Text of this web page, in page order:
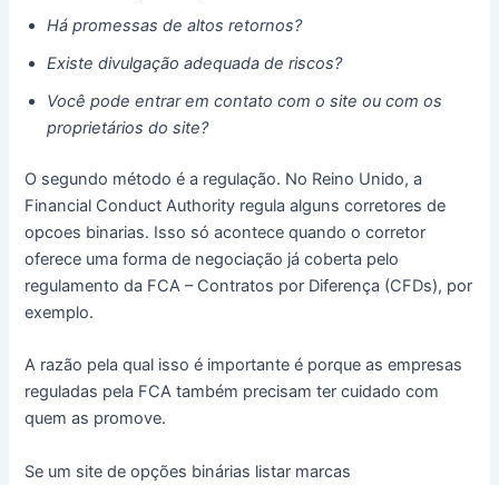
Há promessas de altos retornos?
Existe divulgação adequada de riscos?
Você pode entrar em contato com o site ou com os
proprietários do site?
O segundo método é a regulação. No Reino Unido, a
Financial Conduct Authority regula alguns corretores de
opcoes binarias. Isso só acontece quando o corretor
oferece uma forma de negociação já coberta pelo
regulamento da FCA – Contratos por Diferença (CFDs), por
exemplo.
A razão pela qual isso é importante é porque as empresas
reguladas pela FCA também precisam ter cuidado com
quem as promove.
Se um site de opções binárias listar marcas